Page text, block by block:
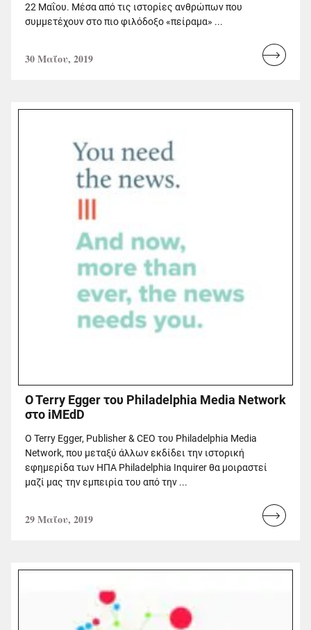
22 Μαΐου. Μέσα από τις ιστορίες ανθρώπων που
συμμετέχουν στο πιο φιλόδοξο «πείραμα» ...
30 Μαΐου, 2019
Read
O Terry Egger του Philadelphia Media Network
στο iMEdD
O Terry Egger, Publisher & CEO του Philadelphia Media
Network, που μεταξύ άλλων εκδίδει την ιστορική
εφημερίδα των ΗΠΑ Philadelphia Inquirer θα μοιραστεί
μαζί μας την εμπειρία του από την ...
29 Μαΐου, 2019
Read